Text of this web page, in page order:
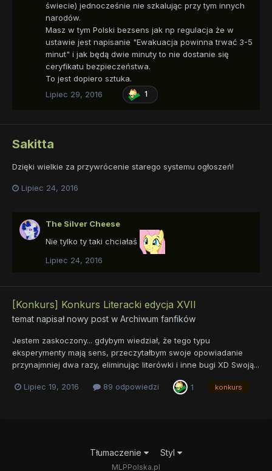
świecie) jednocześnie nie szkalując przy tym innych
narodów.
Masz w tym Polski bezsens jak np regulacja że w
ustawie jest napisanie "Ewakuacja powinna trwać 3-5
minut" i jak będą dwie minuty to nie dostanie się
ceryfikatu bezpieczeństwa.
To jest dopiero sztuka.
Lipiec 29, 2016
1
Sakitta
Dzięki wielkie za przywrócenie starego systemu ogłoszeń!
Lipiec 24, 2016
The Silver Cheese
Nie tylko ty taki chciałaś
Lipiec 24, 2016
[Konkurs] Konkurs Literacki edycja XVII
temat napisał nowy post w Archiwum fanfików
Jestem zaskoczony... gdybym wiedział, że tego typu
eksperymenty mają sens, przeczytałbym swoje opowiadanie
przynajmniej dwa razy, eliminując literówki i inne bugi XD Swoją...
Lipiec 19, 2016 89 odpowiedzi 1 konkurs
Tłumaczenie Styl
MLPPolska.pl